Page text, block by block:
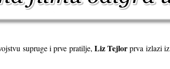
supruge i prve pratilje, Liz Tejlorprva izlazi